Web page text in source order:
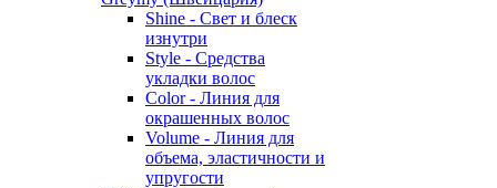
Shine - Свет и блеск
изнутри
Style - Средства
укладки волос
Color - Линия для
окрашенных волос
Volume - Линия для
объема, эластичности и
упругости